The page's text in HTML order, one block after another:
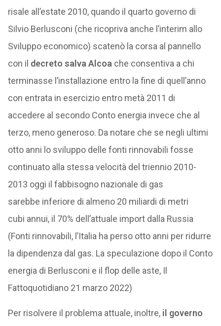
risale all’estate 2010, quando il quarto governo di
Silvio Berlusconi (che ricopriva anche l’interim allo
Sviluppo economico) scatenò la corsa al pannello
con il decreto salva Alcoa che consentiva a chi
terminasse l’installazione entro la fine di quell’anno
con entrata in esercizio entro metà 2011 di
accedere al secondo Conto energia invece che al
terzo, meno generoso. Da notare che se negli ultimi
otto anni lo sviluppo delle fonti rinnovabili fosse
continuato alla stessa velocità del triennio 2010-
2013 oggi il fabbisogno nazionale di gas
sarebbe inferiore di almeno 20 miliardi di metri
cubi annui, il 70% dell’attuale import dalla Russia
(Fonti rinnovabili, l’Italia ha perso otto anni per ridurre
la dipendenza dal gas. La speculazione dopo il Conto
energia di Berlusconi e il flop delle aste, Il
Fattoquotidiano 21 marzo 2022)
Per risolvere il problema attuale, inoltre, il governo